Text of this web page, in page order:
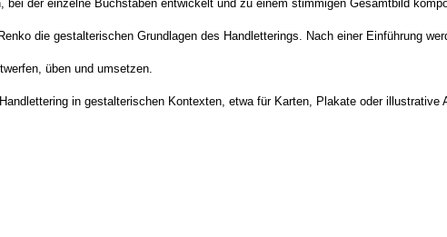
der einzelne Buchstaben entwickelt und zu einem stimmigen Gesamtbild
die gestalterischen Grundlagen des Handletterings. Nach einer Einführung
üben und umsetzen.
in gestalterischen Kontexten, etwa für Karten, Plakate oder illustrative